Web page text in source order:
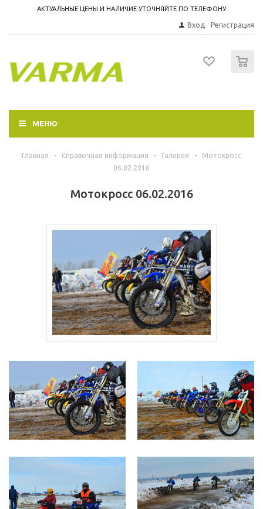
АКТУАЛЬНЫЕ ЦЕНЫ И НАЛИЧИЕ УТОЧНЯЙТЕ ПО ТЕЛЕФОНУ
Вход Регистрация
МЕНЮ
Главная - Справочная информация - Галерея -
Мотокросс
06.02.2016
Мотокросс 06.02.2016